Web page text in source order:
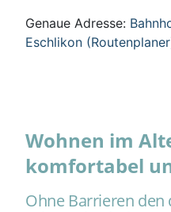
Genaue Adresse:
Eschlikon
Wohnen im
komfortabel
Ohne Barrieren den